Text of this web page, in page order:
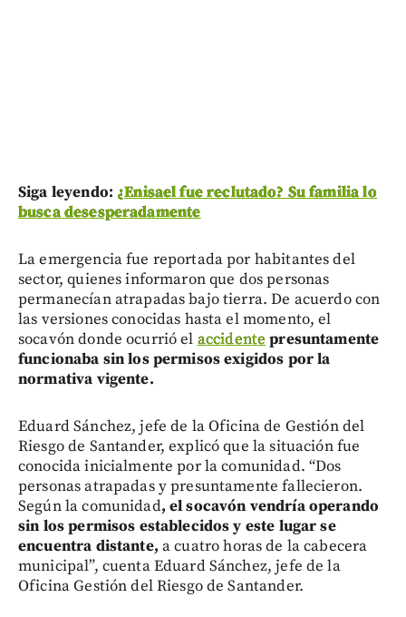
Siga leyendo: ¿Enisael fue reclutado? Su familia lo
busca desesperadamente
La emergencia fue reportada por habitantes del
sector, quienes informaron que dos personas
permanecían atrapadas bajo tierra. De acuerdo con
las versiones conocidas hasta el momento, el
socavón donde ocurrió el accidente presuntamente
funcionaba sin los permisos exigidos por la
normativa vigente.
Eduard Sánchez, jefe de la Oficina de Gestión del
Riesgo de Santander, explicó que la situación fue
conocida inicialmente por la comunidad. “Dos
personas atrapadas y presuntamente fallecieron.
Según la comunidad, el socavón vendría operando
sin los permisos establecidos y este lugar se
encuentra distante, a cuatro horas de la cabecera
municipal”, cuenta Eduard Sánchez, jefe de la
Oficina Gestión del Riesgo de Santander.